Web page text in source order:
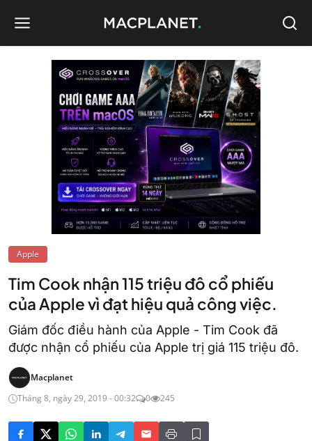
Apple
Tim Cook nhận 115 triệu đô cổ phiếu
của Apple vì đạt hiệu quả công việc.
Giám đốc điều hành của Apple - Tim Cook đã
được nhận cổ phiếu của Apple trị giá 115 triệu đô.
Macplanet
Tháng 8, ngày 29, 2019 - 00:32
0 245